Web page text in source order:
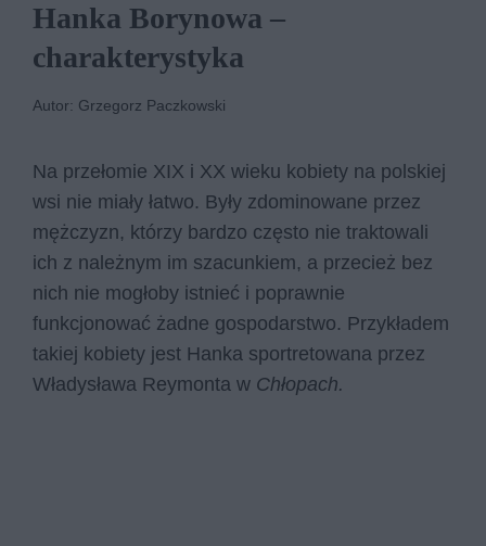
Hanka Borynowa –
charakterystyka
Autor: Grzegorz Paczkowski
Na przełomie XIX i XX wieku kobiety na polskiej
wsi nie miały łatwo. Były zdominowane przez
mężczyzn, którzy bardzo często nie traktowali
ich z należnym im szacunkiem, a przecież bez
nich nie mogłoby istnieć i poprawnie
funkcjonować żadne gospodarstwo. Przykładem
takiej kobiety jest Hanka sportretowana przez
Władysława Reymonta w Chłopach.